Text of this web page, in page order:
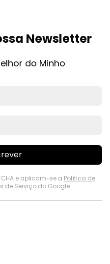
Newsletter
do Minho
e aplicam-se a Política de
de Serviçodo Google.